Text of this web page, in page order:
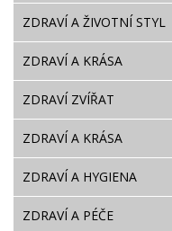
ZDRAVÍ A ŽIVOTNÍ STYL
ZDRAVÍ A KRÁSA
ZDRAVÍ ZVÍŘAT
ZDRAVÍ A KRÁSA
ZDRAVÍ A HYGIENA
ZDRAVÍ A PÉČE